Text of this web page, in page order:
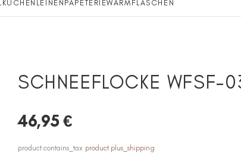
KÜCHENLEINEN PAPETERIEWÄRMFLASCHEN
SCHNEEFLOCKE WFSF-
46,95 €
product.contains_tax product.plus_shipping